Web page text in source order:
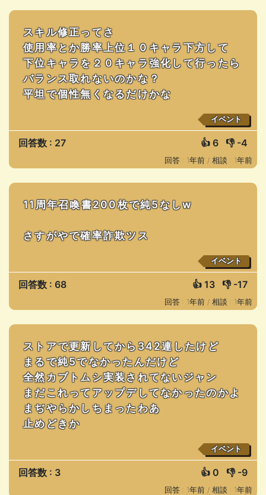
スキル修正ってさ
使用率とか勝率上位１０キャラ下方して
下位キャラを２０キャラ強化して行ったら
バランス取れないのかな？
平坦で個性無くなるだけかな
イベント
回答数 : 27 👍 6 👎 -4
回答 : 1年前 / 相談 : 1年前
11周年召喚書200枚で純5なしw
さすがやで確率詐欺ツス
イベント
回答数 : 68 👍 13 👎 -17
回答 : 1年前 / 相談 : 1年前
ストアで更新してから342連したけど
まるで純5でなかったんだけど
全然カブトムシ実装されてないジャン
まだこれってアップデしてなかったのかよ
まぢやらかしちまったわあ
止めどきか
イベント
回答数 : 3 👍 0 👎 -9
回答 : 1年前 / 相談 : 1年前